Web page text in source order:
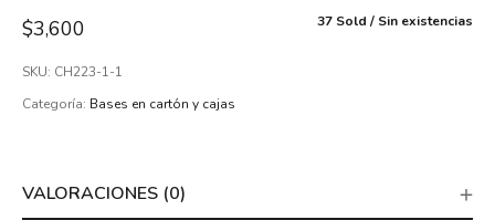
37 Sold Sin existencias
$3,600
SKU: CH223-1-1
Categoría: Bases en cartón y cajas
VALORACIONES (0)